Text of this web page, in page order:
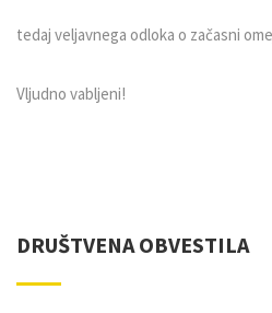
tedaj veljavnega odloka o začasni
Vljudno vabljeni!
DRUŠTVENA OBVESTILA